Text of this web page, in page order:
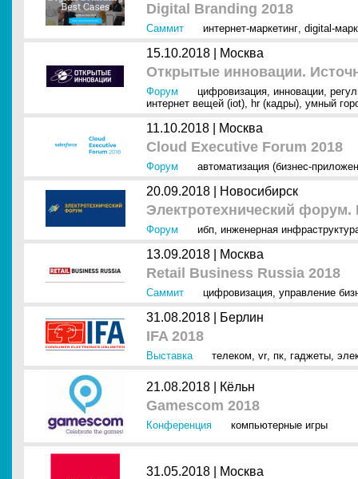
Digital Branding 2018
Саммит интернет-маркетинг, digital-
15.10.2018 | Москва
Открытые инновации.
Форум цифровизация, инновации,
интернет вещей (iot), hr (кадры), умный
11.10.2018 | Москва
Cloud Executive Forum 2018
Форум автоматизация (бизнес-
20.09.2018 | Новосибирск
Электротехнический форум.
Форум ибп, инженерная
13.09.2018 | Москва
Retail Business Russia 2018
Саммит цифровизация, управление
31.08.2018 | Берлин
IFA 2018
Выставка телеком, vr, пк, гаджеты,
21.08.2018 | Кёльн
Gamescom 2018
Конференция компьютерные игры
31.05.2018 | Москва